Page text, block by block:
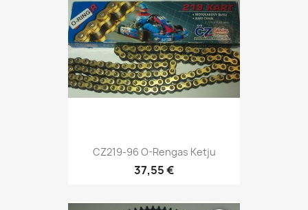
CZ219-96 O-Rengas Ketju
37,55 €